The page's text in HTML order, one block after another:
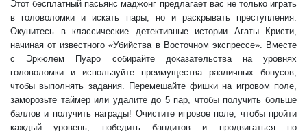
Этот бесплатный пасьянс маджонг предлагает вас не только играть
в головоломки и искать пары, но и раскрывать преступления.
Окунитесь в классические детективные истории Агаты Кристи,
начиная от известного «Убийства в Восточном экспрессе». Вместе
с Эркюлем Пуаро собирайте доказательства на уровнях
головоломки и используйте преимущества различных бонусов,
чтобы выполнять задания. Перемешайте фишки на игровом поле,
заморозьте таймер или удалите до 5 пар, чтобы получить больше
баллов и получить награды! Очистите игровое поле, чтобы пройти
каждый уровень, победить бандитов и продвигаться по